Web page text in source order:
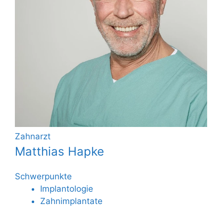
Zahnarzt
Matthias Hapke
Schwerpunkte
Implantologie
Zahnimplantate